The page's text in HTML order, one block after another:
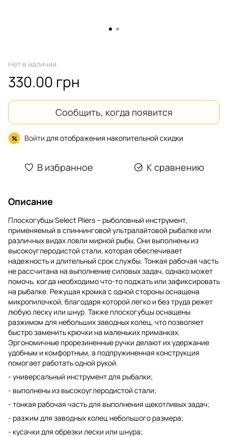
Нет в наличии
330.00 грн
Сообщить, когда появится
% Войти для отображения накопительной скидки
В избранное К сравнению
Описание
Плоскогубцы Select Pliers – рыболовный инструмент,
применяемый в спиннинговой ультралайтовой рыбалке или
различных видах ловли мирной рыбы. Они выполнены из
высокоуглеродистой стали, которая обеспечивает
надежность и длительный срок службы. Тонкая рабочая часть
не рассчитана на выполнение силовых задач, однако может
помочь, когда необходимо что-то поджать или зафиксировать
на рыбалке. Режущая кромка с одной стороны оснащена
микропилочкой, благодаря которой легко и без труда режет
любую леску или шнур. Также плоскогубцы оснащены
разжимом для небольших заводных колец, что позволяет
быстро заменить крючки на маленьких приманках.
Эргономичные прорезиненные ручки делают их удержание
удобным и комфортным, а подпружиненная конструкция
помогает работать одной рукой.
- универсальный инструмент для рыбалки;
- выполнены из высокоуглеродистой стали;
- тонкая рабочая часть для выполнения щекотливых задач;
- разжим для заводных колец небольшого размера;
- кусачки для обрезки лески или шнура;